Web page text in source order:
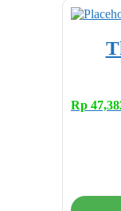
Rp